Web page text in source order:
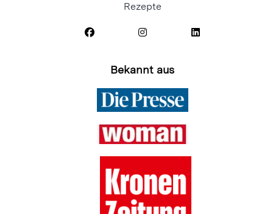
Rezepte
Bekannt aus